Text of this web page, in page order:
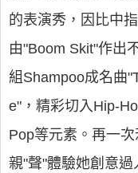
的表演秀，因比中
由"Boom Skit"作出
組Shampoo成名曲
e"，精彩切入Hip-
Pop等元素。再一
親"聲"體驗她創意過